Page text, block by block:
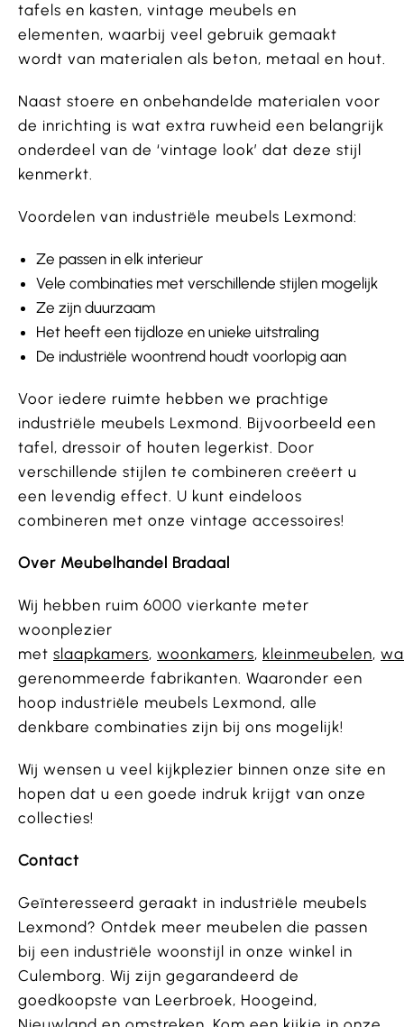
tafels en kasten, vintage meubels en
elementen, waarbij veel gebruik gemaakt
wordt van materialen als beton, metaal en hout.
Naast stoere en onbehandelde materialen voor
de inrichting is wat extra ruwheid een belangrijk
onderdeel van de ‘vintage look’ dat deze stijl
kenmerkt.
Voordelen van industriële meubels Lexmond:
Ze passen in elk interieur
Vele combinaties met verschillende stijlen mogelijk
Ze zijn duurzaam
Het heeft een tijdloze en unieke uitstraling
De industriële woontrend houdt voorlopig aan
Voor iedere ruimte hebben we prachtige
industriële meubels Lexmond. Bijvoorbeeld een
tafel, dressoir of houten legerkist. Door
verschillende stijlen te combineren creëert u
een levendig effect. U kunt eindeloos
combineren met onze vintage accessoires!
Over Meubelhandel Bradaal
Wij hebben ruim 6000 vierkante meter
woonplezier
met slaapkamers, woonkamers, kleinmeubelen,
gerenommeerde fabrikanten. Waaronder een
hoop industriële meubels Lexmond, alle
denkbare combinaties zijn bij ons mogelijk!
Wij wensen u veel kijkplezier binnen onze site en
hopen dat u een goede indruk krijgt van onze
collecties!
Contact
Geïnteresseerd geraakt in industriële meubels
Lexmond? Ontdek meer meubelen die passen
bij een industriële woonstijl in onze winkel in
Culemborg. Wij zijn gegarandeerd de
goedkoopste van Leerbroek, Hoogeind,